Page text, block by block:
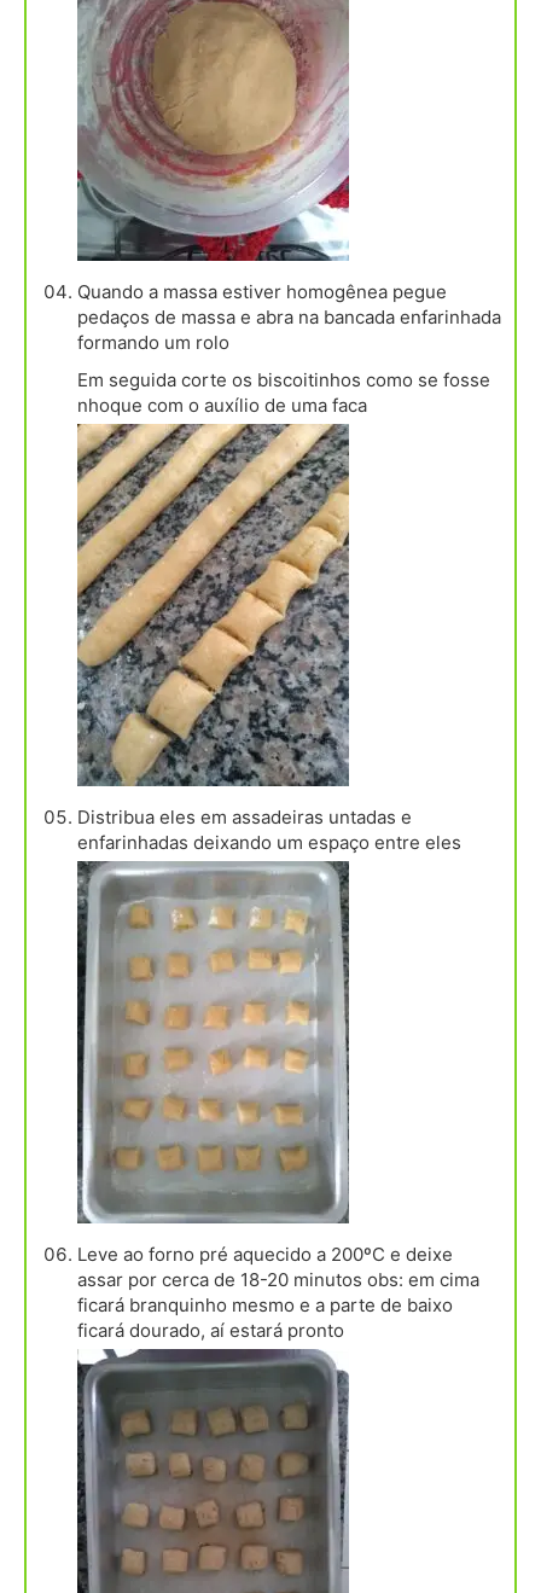
Quando a massa estiver homogênea pegue
pedaços de massa e abra na bancada enfarinhada
formando um rolo
Em seguida corte os biscoitinhos como se fosse
nhoque com o auxílio de uma faca
Distribua eles em assadeiras untadas e
enfarinhadas deixando um espaço entre eles
Leve ao forno pré aquecido a 200ºC e deixe
assar por cerca de 18-20 minutos obs: em cima
ficará branquinho mesmo e a parte de baixo
ficará dourado, aí estará pronto